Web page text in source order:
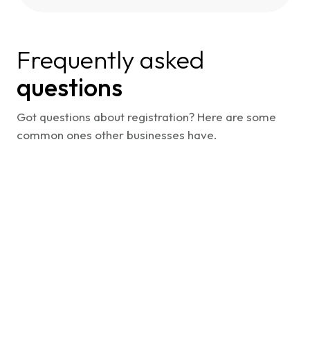
Frequently asked
questions
Got questions about registration? Here are some
common ones other businesses have.